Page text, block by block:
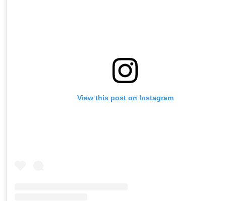
View this post on Instagram